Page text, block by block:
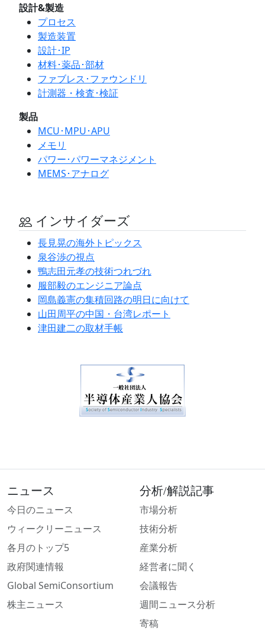
設計&製造
プロセス
製造装置
設計･IP
材料･薬品･部材
ファブレス･ファウンドリ
計測器・検査･検証
製品
MCU･MPU･APU
メモリ
パワー･パワーマネジメント
MEMS･アナログ
インサイダーズ
長見晃の海外トピックス
泉谷渉の視点
鴨志田元孝の技術つれづれ
服部毅のエンジニア論点
岡島義憲の集積回路の明日に向けて
山田周平の中国・台湾レポート
津田建二の取材手帳
ニュース
今日のニュース
ウィークリーニュース
各月のトップ5
政府関連情報
Global SemiConsortium
株主ニュース
分析/解説記事
市場分析
技術分析
産業分析
経営者に聞く
会議報告
週間ニュース分析
寄稿